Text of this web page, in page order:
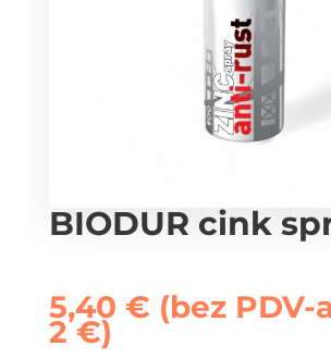
BIODUR cink
5,40 € (bez PDV-
2€)